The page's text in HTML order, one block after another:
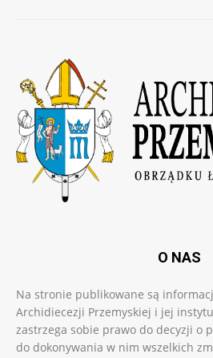
O NAS
Na stronie publikowane są
Archidiecezji Przemyskiej i jej
zastrzega sobie prawo do decyzji o
do dokonywania w nim wszelkich